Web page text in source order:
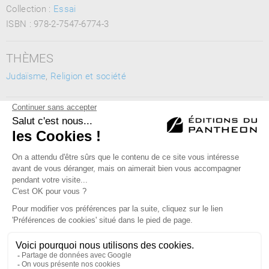
Collection : Essai
ISBN : 978-2-7547-6774-3
THÈMES
Judaïsme, Religion et société
MOTS CLÉS
judaïsme, dialogue politique, action politique,Torah, Talmud
Éditions du Panthéon - 12, rue Antoine Bourdelle
75015 Paris
01 43 71 14 72
FAQ LIBRAIRIES MENTIONS LÉGALES